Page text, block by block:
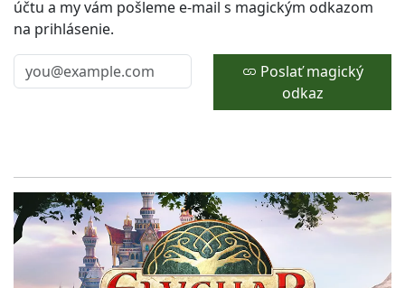
účtu a my vám pošleme e-mail s magickým odkazom
na prihlásenie.
Poslať magický
odkaz